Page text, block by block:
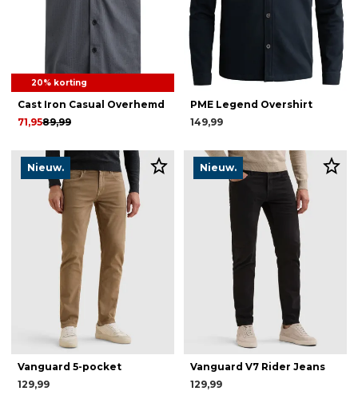
20% korting
Cast Iron Casual Overhemd
89,99
71,95
PME Legend Overshirt
149,99
Nieuw.
Vanguard 5-pocket
129,99
Nieuw.
Vanguard V7 Rider Jeans
129,99